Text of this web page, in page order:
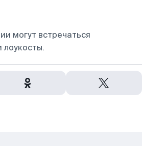
могут встречаться
лоукосты.